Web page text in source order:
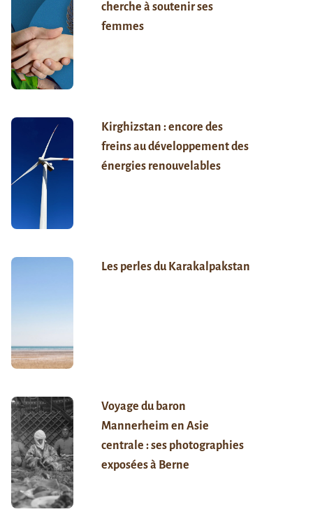
cherche à soutenir ses
femmes
Kirghizstan : encore des
freins au développement des
énergies renouvelables
Les perles du Karakalpakstan
Voyage du baron
Mannerheim en Asie
centrale : ses photographies
exposées à Berne